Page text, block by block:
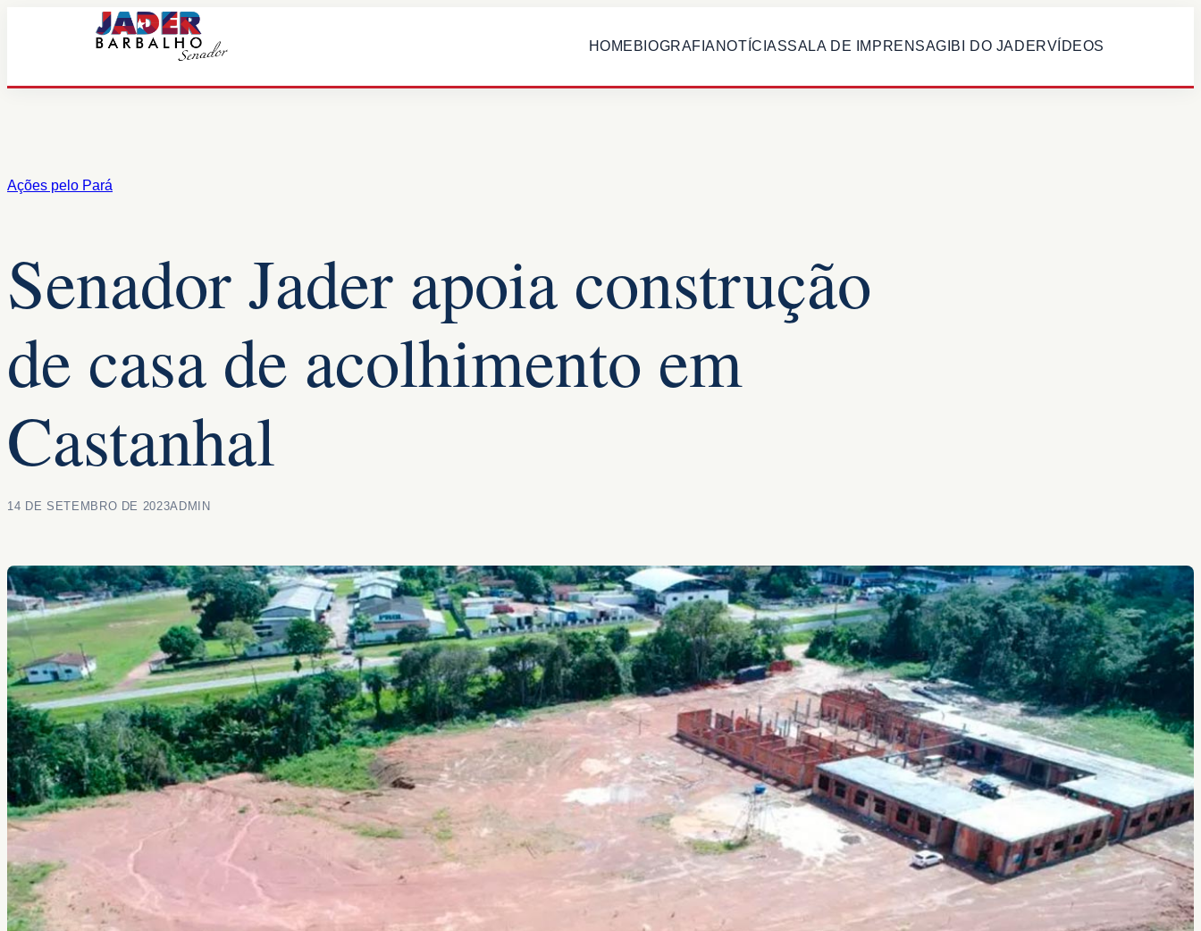
conteúdo
HOME BIOGRAFIA NOTÍCIASSALA DE IMPRENSAGIBI DO JADERVÍDEOS
Ações pelo Pará
Senador Jader apoia construção
de casa de acolhimento em
Castanhal
14 DE SETEMBRO DE 2023ADMIN